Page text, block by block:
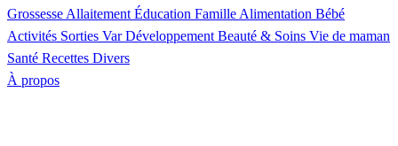
Grossesse Allaitement Éducation Famille Alimentation Bébé
Activités Sorties Var Développement Beauté & Soins Vie de maman
Santé Recettes Divers
À propos